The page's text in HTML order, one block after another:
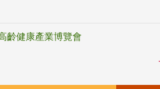
齡健康產業博覽會